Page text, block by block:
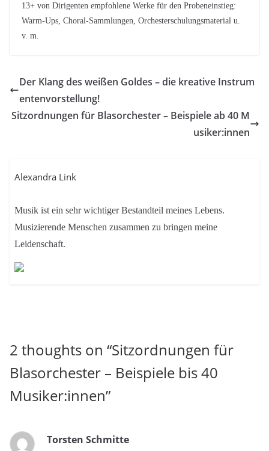
13+ von Dirigenten empfohlene Werke für den Probeneinstieg:
Warm-Ups, Choral-Sammlungen, Orchesterschulungsmaterial u.
v. m.
Der Klang des weißen Goldes – die kreative Instrum
entenvorstellung!
Sitzordnungen für Blasorchester – Beispiele ab 40 M
usiker:innen
Alexandra Link
Musik ist ein sehr wichtiger Bestandteil meines Lebens.
Musizierende Menschen zusammen zu bringen meine
Leidenschaft.
2 thoughts on “Sitzordnungen für
Blasorchester – Beispiele bis 40
Musiker:innen”
Torsten Schmitte